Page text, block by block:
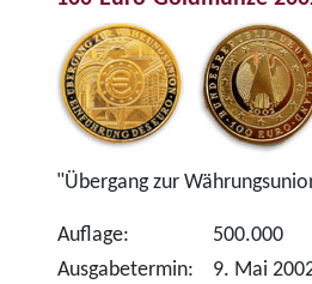
"Übergang zur
Auflage:
500.000
Ausgabetermin:
9. Mai